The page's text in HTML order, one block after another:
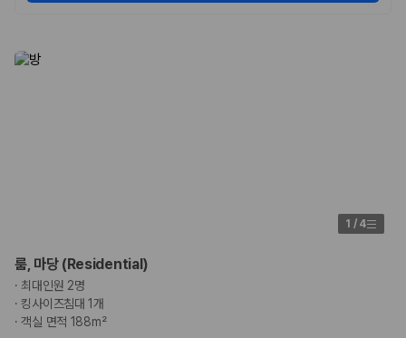
1 / 4
룸, 마당 (Residential)
· 최대인원 2명
·킹사이즈침대 1개
·객실 면적 188m²